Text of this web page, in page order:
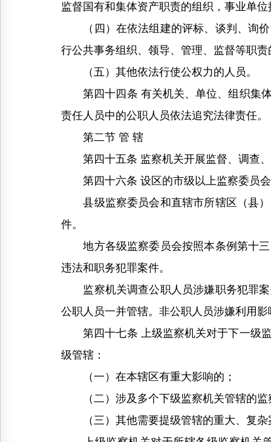
监督国有和集体资产职责的组织，事业单
（四）在依法组建的评标、谈判、询价
行公共事务组织、领导、管理、监督等职责
（五）其他依法行使公权力的人员。
第四十四条 有关机关、单位、组织集体
责任人员中的公职人员依法追究法律责任。
第二节 管 辖
第四十五条 监察机关开展监督、调查、
第四十六条 设区的市级以上监察委员会
县级监察委员会和直辖市所辖区（县）
件。
地方各级监察委员会按照本条例第十三
违法和职务犯罪案件。
监察机关调查公职人员涉嫌职务犯罪案
公职人员一并管辖。非公职人员涉嫌利用
第四十七条 上级监察机关对于下一级监
级管辖：
（一）在本辖区有重大影响的；
（二）涉及多个下级监察机关管辖的监
（三）其他需要提级管辖的重大、复杂